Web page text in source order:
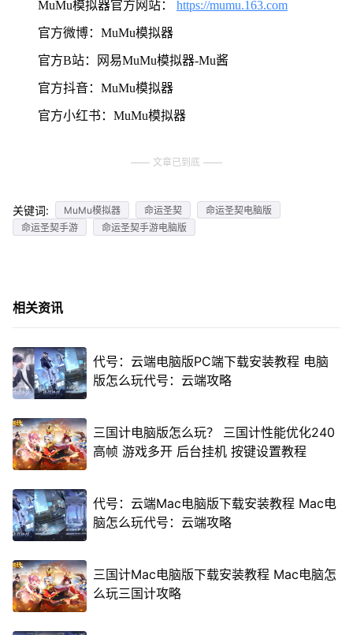
MuMu模拟器官方网站： https://mumu.163.com
官方微博：MuMu模拟器
官方B站：网易MuMu模拟器-Mu酱
官方抖音：MuMu模拟器
官方小红书：MuMu模拟器
文章已到底
关键词: MuMu模拟器 命运圣契
命运圣契电脑版
命运圣契手游
命运圣契手游电脑版
相关资讯
代号：云端电脑版PC端下载安装教程 电脑
版怎么玩代号：云端攻略
三国计电脑版怎么玩？ 三国计性能优化240
高帧 游戏多开 后台挂机 按键设置教程
代号：云端Mac电脑版下载安装教程 Mac电
脑怎么玩代号：云端攻略
三国计Mac电脑版下载安装教程 Mac电脑怎
么玩三国计攻略